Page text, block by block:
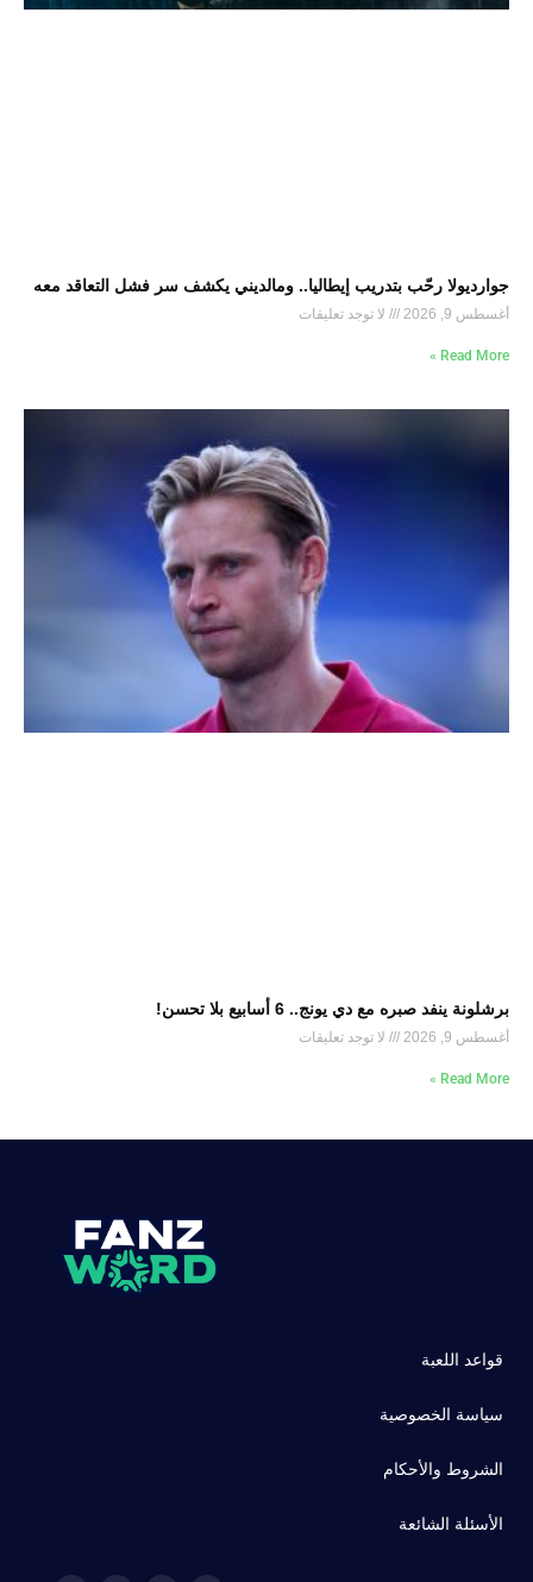
جوارديولا رحّب بتدريب إيطاليا.. ومالديني يكشف سر فشل التعاقد معه
أغسطس 9, 2026 لا توجد تعليقات
Read More »
برشلونة ينفد صبره مع دي يونج.. 6 أسابيع بلا تحسن!
أغسطس 9, 2026 لا توجد تعليقات
Read More »
قواعد اللعبة
سياسة الخصوصية
الشروط والأحكام
الأسئلة الشائعة